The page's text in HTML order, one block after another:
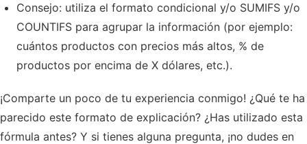
Consejo: utiliza el formato condicional y/o SUMIFS y/o
COUNTIFS para agrupar la información (por ejemplo:
cuántos productos con precios más altos, % de
productos por encima de X dólares, etc.).
¡Comparte un poco de tu experiencia conmigo! ¿Qué te ha
parecido este formato de explicación? ¿Has utilizado esta
fórmula antes? Y si tienes alguna pregunta, ¡no dudes en